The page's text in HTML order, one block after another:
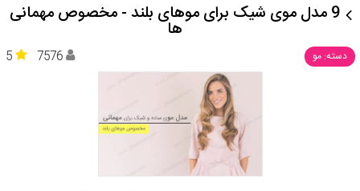
9 مدل موی شیک برای موهای بلند - مخصوص مهمانی
ها
دسته: مو 5 7576